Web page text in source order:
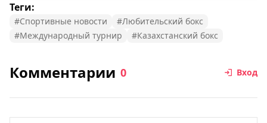
Теги:
#Спортивные новости
#Любительский бокс
#Международный турнир
#Казахстанский бокс
Комментарии 0 Вход